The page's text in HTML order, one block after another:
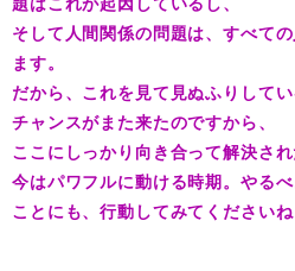
そして人間関係の問題は、すべて
ます。
だから、これを見て見ぬふりして
チャンスがまた来たのですから、
ここにしっかり向き合って解決さ
今はパワフルに動ける時期。やる
ことにも、行動してみてくださいね